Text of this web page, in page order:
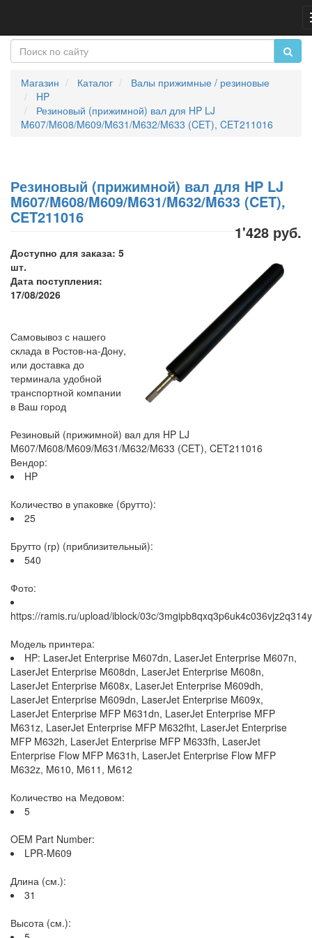
Магазин Каталог
Валы прижимные / резиновые
HP
Резиновый (прижимной) вал для HP LJ
M607/M608/M609/M631/M632/M633 (CET), CET211016
Резиновый (прижимной) вал для HP LJ
M607/M608/M609/M631/M632/M633 (CET),
CET211016
1'428 руб.
Доступно для заказа: 5
шт.
Дата поступления:
17/08/2026
Самовывоз с нашего
склада в Ростов-на-Дону,
или доставка до
терминала удобной
транспортной компании
в Ваш город
Резиновый (прижимной) вал для HP LJ
M607/M608/M609/M631/M632/M633 (CET), CET211016
Вендор:
HP
Количество в упаковке (брутто):
25
Брутто (гр) (приблизительный):
540
Фото:
https://ramis.ru/upload/iblock/03c/
Модель принтера:
HP: LaserJet Enterprise M607dn, LaserJet Enterprise M607n,
LaserJet Enterprise M608dn, LaserJet Enterprise M608n,
LaserJet Enterprise M608x, LaserJet Enterprise M609dh,
LaserJet Enterprise M609dn, LaserJet Enterprise M609x,
LaserJet Enterprise MFP M631dn, LaserJet Enterprise MFP
M631z, LaserJet Enterprise MFP M632fht, LaserJet Enterprise
MFP M632h, LaserJet Enterprise MFP M633fh, LaserJet
Enterprise Flow MFP M631h, LaserJet Enterprise Flow MFP
M632z, M610, M611, M612
Количество на Медовом:
5
OEM Part Number:
LPR-M609
Длина (см.):
31
Высота (см.):